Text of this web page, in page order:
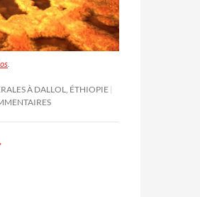
À DALLOL, ÉTHIOPIE